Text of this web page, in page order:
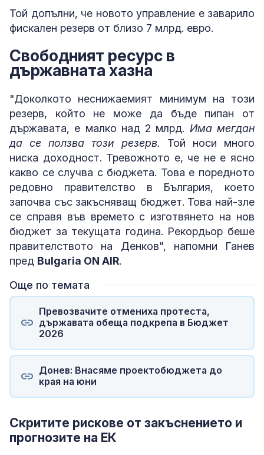
Той допълни, че новото управление е заварило
фискален резерв от близо 7 млрд. евро.
Свободният ресурс в
държавната хазна
"Доколкото неснижаемият минимум на този
резерв, който не може да бъде пипан от
държавата, е малко над 2 млрд. Има мегдан
да се ползва този резерв. Той носи много
ниска доходност. Тревожното е, че не е ясно
какво се случва с бюджета. Това е поредното
редовно правителство в България, което
започва със закъсняващ бюджет. Това най-зле
се справя във времето с изготвянето на нов
бюджет за текущата година. Рекордьор беше
правителството на Денков", напомни Ганев
пред Bulgaria ON AIR.
Още по темата
Превозвачите отмениха протеста,
държавата обеща подкрепа в Бюджет
2026
Донев: Внасяме проектобюджета до
края на юни
Скритите рискове от закъснението и
прогнозите на ЕК